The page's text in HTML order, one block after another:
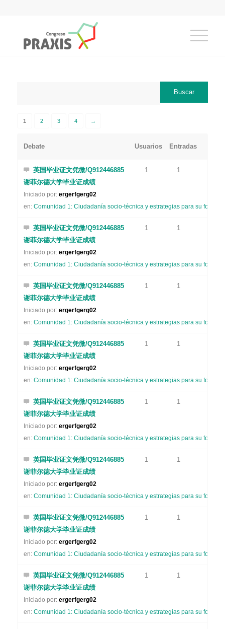
1 2 3 4 →
Debate Usuarios Entradas
英国毕业证文凭微/Q912446885
谢菲尔德大学毕业证成绩
Iniciado por: ergerfgerg02
en: Comunidad 1: Ciudadanía socio-técnica y estrategias para su
1 1
英国毕业证文凭微/Q912446885
谢菲尔德大学毕业证成绩
Iniciado por: ergerfgerg02
en: Comunidad 1: Ciudadanía socio-técnica y estrategias para su
1 1
英国毕业证文凭微/Q912446885
谢菲尔德大学毕业证成绩
Iniciado por: ergerfgerg02
en: Comunidad 1: Ciudadanía socio-técnica y estrategias para su
1 1
英国毕业证文凭微/Q912446885
谢菲尔德大学毕业证成绩
Iniciado por: ergerfgerg02
en: Comunidad 1: Ciudadanía socio-técnica y estrategias para su
1 1
英国毕业证文凭微/Q912446885
谢菲尔德大学毕业证成绩
Iniciado por: ergerfgerg02
en: Comunidad 1: Ciudadanía socio-técnica y estrategias para su
1 1
英国毕业证文凭微/Q912446885
谢菲尔德大学毕业证成绩
Iniciado por: ergerfgerg02
en: Comunidad 1: Ciudadanía socio-técnica y estrategias para su
1 1
英国毕业证文凭微/Q912446885
谢菲尔德大学毕业证成绩
Iniciado por: ergerfgerg02
en: Comunidad 1: Ciudadanía socio-técnica y estrategias para su
1 1
英国毕业证文凭微/Q912446885
谢菲尔德大学毕业证成绩
Iniciado por: ergerfgerg02
en: Comunidad 1: Ciudadanía socio-técnica y estrategias para su
1 1